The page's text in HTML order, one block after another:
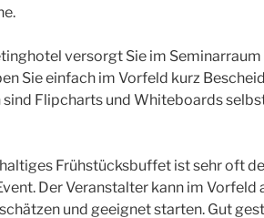
versorgt Sie im
Sie einfach im Vorfeld kurz
Flipcharts und Whiteboards
Frühstücksbuffet ist sehr oft
Der Veranstalter kann im
und geeignet starten. Gut